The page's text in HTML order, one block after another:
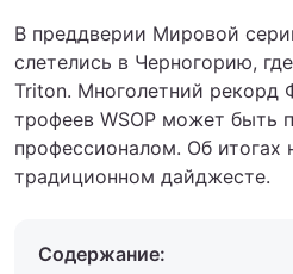
В преддверии Мировой
слетелись в Черногорию,
Triton. Многолетний рекорд
трофеев WSOP может быть
профессионалом. Об итогах
традиционном дайджесте.
Содержание: